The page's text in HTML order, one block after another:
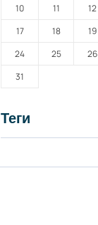
10
11 12
17
18 19
24
25 26
31
Теги